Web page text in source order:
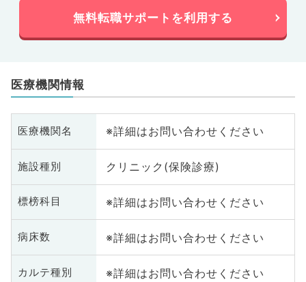
無料転職サポートを利用する
医療機関情報
医療機関名 ※詳細はお問い合わせください
施設種別 クリニック(保険診療)
標榜科目 ※詳細はお問い合わせください
病床数 ※詳細はお問い合わせください
カルテ種別 ※詳細はお問い合わせください